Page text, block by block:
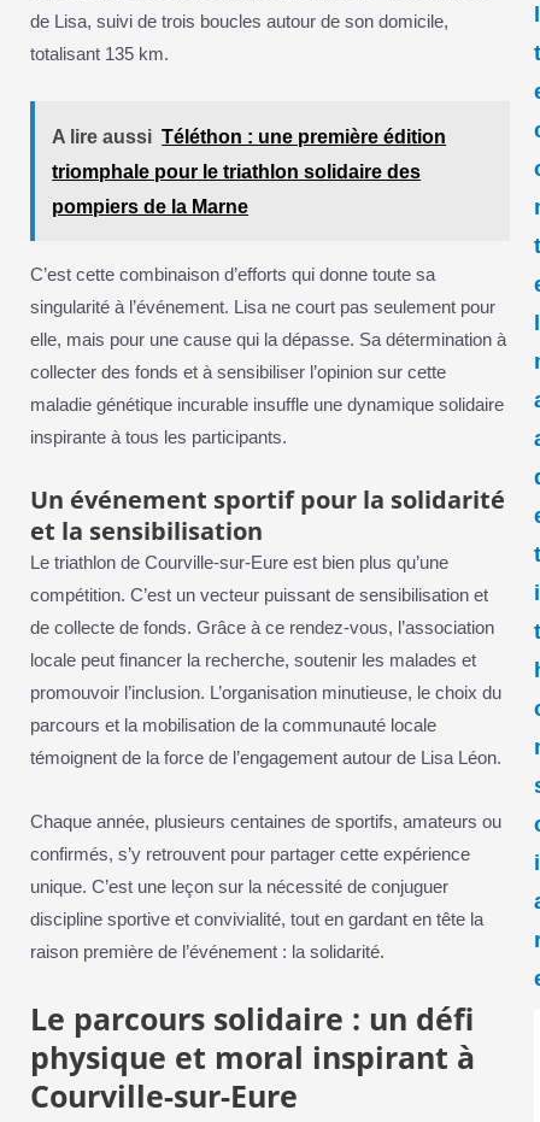
de Lisa, suivi de trois boucles autour de son domicile,
totalisant 135 km.
A lire aussi Téléthon : une première édition
triomphale pour le triathlon solidaire des
pompiers de la Marne
C’est cette combinaison d’efforts qui donne toute sa
singularité à l’événement. Lisa ne court pas seulement pour
elle, mais pour une cause qui la dépasse. Sa détermination à
collecter des fonds et à sensibiliser l’opinion sur cette
maladie génétique incurable insuffle une dynamique solidaire
inspirante à tous les participants.
Un événement sportif pour la solidarité
et la sensibilisation
Le triathlon de Courville-sur-Eure est bien plus qu’une
compétition. C’est un vecteur puissant de sensibilisation et
de collecte de fonds. Grâce à ce rendez-vous, l’association
locale peut financer la recherche, soutenir les malades et
promouvoir l’inclusion. L’organisation minutieuse, le choix du
parcours et la mobilisation de la communauté locale
témoignent de la force de l’engagement autour de Lisa Léon.
Chaque année, plusieurs centaines de sportifs, amateurs ou
confirmés, s’y retrouvent pour partager cette expérience
unique. C’est une leçon sur la nécessité de conjuguer
discipline sportive et convivialité, tout en gardant en tête la
raison première de l’événement : la solidarité.
Le parcours solidaire : un défi
physique et moral inspirant à
Courville-sur-Eure